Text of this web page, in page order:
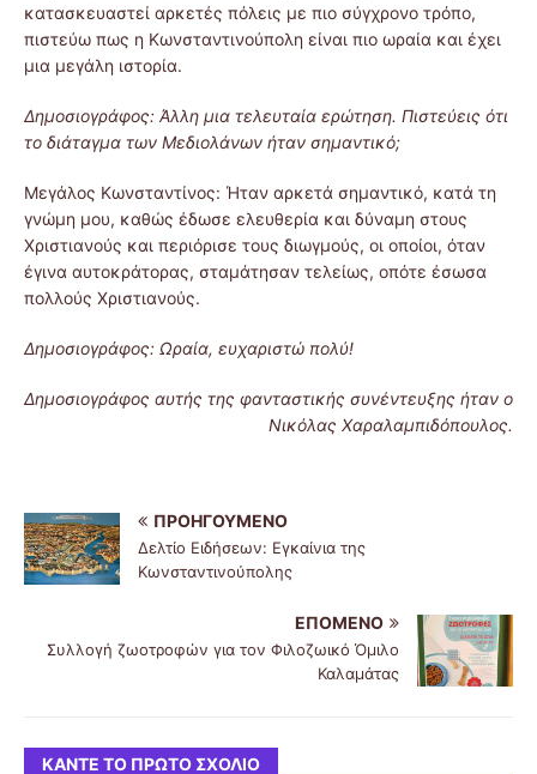
κατασκευαστεί αρκετές πόλεις με πιο σύγχρονο τρόπο,
πιστεύω πως η Κωνσταντινούπολη είναι πιο ωραία και έχει
μια μεγάλη ιστορία.
Δημοσιογράφος: Άλλη μια τελευταία ερώτηση. Πιστεύεις ότι
το διάταγμα των Μεδιολάνων ήταν σημαντικό;
Μεγάλος Κωνσταντίνος: Ήταν αρκετά σημαντικό, κατά τη
γνώμη μου, καθώς έδωσε ελευθερία και δύναμη στους
Χριστιανούς και περιόρισε τους διωγμούς, οι οποίοι, όταν
έγινα αυτοκράτορας, σταμάτησαν τελείως, οπότε έσωσα
πολλούς Χριστιανούς.
Δημοσιογράφος: Ωραία, ευχαριστώ πολύ!
Δημοσιογράφος αυτής της φανταστικής συνέντευξης ήταν ο
Νικόλας Χαραλαμπιδόπουλος.
ΠΡΟΗΓΟΎΜΕΝΟ
Δελτίο Ειδήσεων: Εγκαίνια της
Κωνσταντινούπολης
ΕΠΌΜΕΝΟ
Συλλογή ζωοτροφών για τον Φιλοζωικό Όμιλο
Καλαμάτας
ΚΆΝΤΕ ΤΟ ΠΡΏΤΟ ΣΧΌΛΙΟ